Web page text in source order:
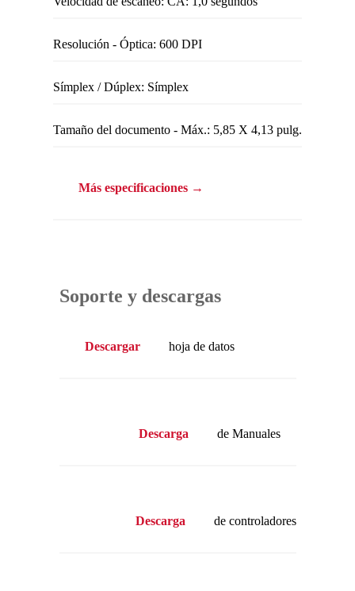
Resolución - Óptica: 600 DPI
Símplex / Dúplex: Símplex
Tamaño del documento - Máx.: 5,85 X 4,13 pulg.
Más especificaciones →
Soporte y descargas
Descargar hoja de datos
Descarga de Manuales
Descarga de controladores